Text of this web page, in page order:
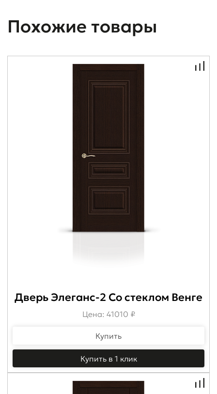
Похожие товары
Дверь Элеганс-2 Со стеклом Венге
Цена: 41010 ₽
Купить
Купить в 1 клик